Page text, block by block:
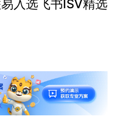
入选飞书ISV精选